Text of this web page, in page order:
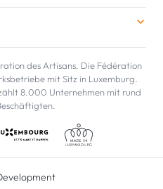
des Artisans. Die Fédération
mit Sitz in Luxemburg.
8.000 Unternehmen mit rund